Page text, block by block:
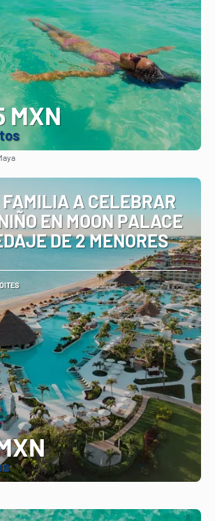
MXN
A CELEBRAR
EN MOON PALACE
DE 2 MENORES